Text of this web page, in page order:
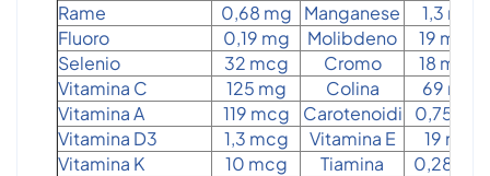
Rame
0,68 mg Manganese
1,3 mg
Fluoro
0,19 mg Molibdeno
19 mcg
Selenio
32 mcg Cromo
18 mcg
Vitamina C
125 mg Colina
69 mg
Vitamina A
119 mcg Carotenoidi
0,75 mg
Vitamina D3
1,3 mcg Vitamina E
19 mg
Vitamina K
10 mcg Tiamina
0,28 mg